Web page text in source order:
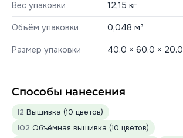
Вес упаковки 12,15 кг
Объём упаковки 0,048 м³
Размер упаковки 40.0 × 60.0 × 20.0
Способы нанесения
I2 Вышивка (10 цветов)
IO2 Объёмная вышивка (10 цветов)